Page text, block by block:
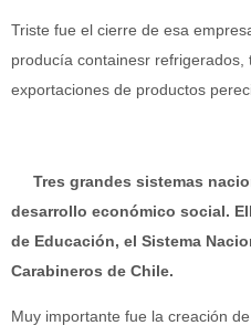
Triste fue el cierre de esa
producía containesr
exportaciones de productos
Tres grandes sistemas
desarrollo económico social.
de Educación, el Sistema
Carabineros de Chile.
Muy importante fue la creación